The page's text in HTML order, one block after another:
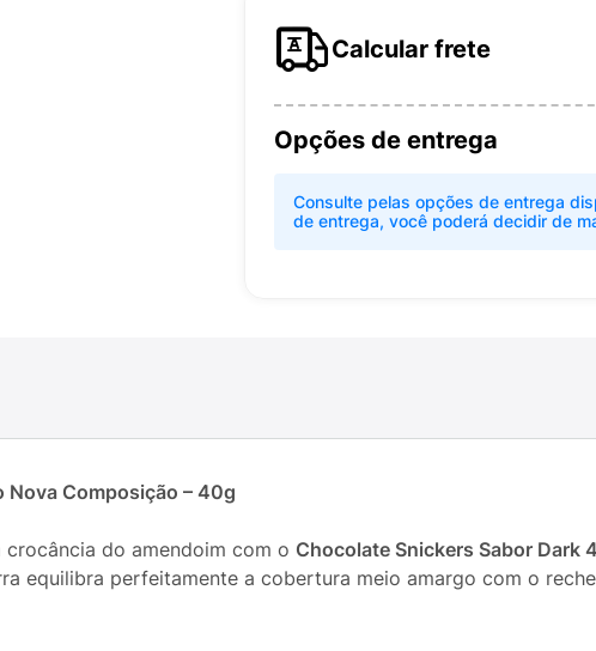
Calcular frete
Opções de entrega
Consulte pelas opções de entrega
de entrega, você poderá decidir de
Nova Composição – 40g
do amendoim com o Chocolate Snickers Sabor Dark
equilibra perfeitamente a cobertura meio amargo com o